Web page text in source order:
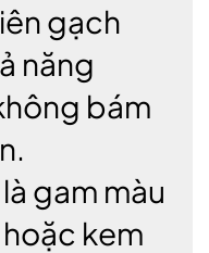
gạch
năng
bám
gam màu
kem